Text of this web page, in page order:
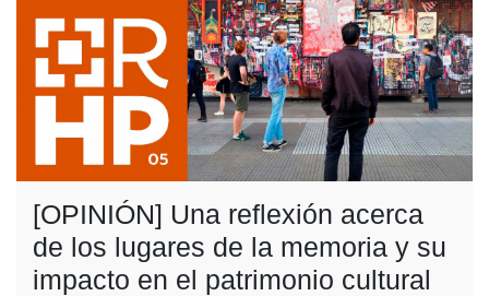
[OPINIÓN] Una reflexión acerca
de los lugares de la memoria y su
impacto en el patrimonio cultural